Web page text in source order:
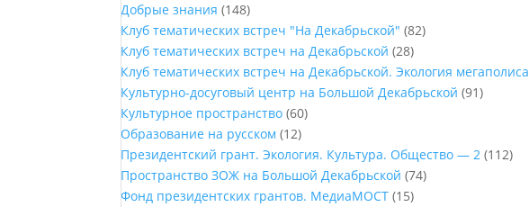
Добрые знания (148)
Клуб тематических встреч "На Декабрьской" (82)
Клуб тематических встреч на Декабрьской (28)
Клуб тематических встреч на Декабрьской. Экология мегаполиса
Культурно-досуговый центр на Большой Декабрьской (91)
Культурное пространство (60)
Образование на русском (12)
Президентский грант. Экология. Культура. Общество — 2 (112)
Пространство ЗОЖ на Большой Декабрьской (74)
Фонд президентских грантов. МедиаМОСТ (15)